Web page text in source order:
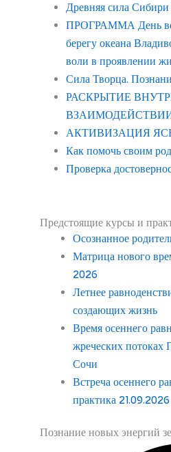
Древняя сила
ПРОГРАММА День
берегу океана
воли в проявлении
Сила Творца.
РАСКРЫТИЕ
АКТИВИЗАЦИЯ
Как помочь своим
Проверка
Предстоящие курсы и
Осознанное
Матрица нового
2026
Летнее
создающих жизнь
Время осеннего
жреческих потоках
Сочи
Встреча осеннего
практика 21.09.2026
Познание новых энергий